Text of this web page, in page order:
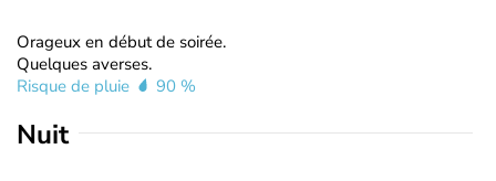
Orageux en début de soirée.
Quelques averses.
Risque de pluie
90 %
Nuit